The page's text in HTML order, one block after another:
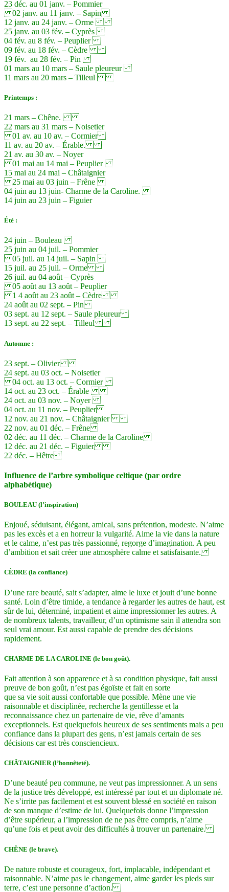
23 déc. au 01 janv. – Pommier
02 janv. au 11 janv. – Sapin
12 janv. au 24 janv. – Orme
25 janv. au 03 fév. – Cyprès
04 fév. au 8 fév. – Peuplier
09 fév. au 18 fév. – Cèdre
19 fév. au 28 fév. – Pin
01 mars au 10 mars – Saule pleureur
11 mars au 20 mars – Tilleul
Printemps :
21 mars – Chêne.
22 mars au 31 mars – Noisetier
01 av. au 10 av. – Cormier
11 av. au 20 av. – Érable.
21 av. au 30 av. – Noyer
01 mai au 14 mai – Peuplier
15 mai au 24 mai – Châtaignier
25 mai au 03 juin – Frêne
04 juin au 13 juin- Charme de la Caroline.
14 juin au 23 juin – Figuier
Été :
24 juin – Bouleau
25 juin au 04 juil. – Pommier
05 juil. au 14 juil. – Sapin
15 juil. au 25 juil. – Orme
26 juil. au 04 août – Cyprès
05 août au 13 août – Peuplier
1 4 août au 23 août – Cèdre
24 août au 02 sept. – Pin
03 sept. au 12 sept. – Saule pleureur
13 sept. au 22 sept. – Tilleul
Automne :
23 sept. – Olivier
24 sept. au 03 oct. – Noisetier
04 oct. au 13 oct. – Cormier
14 oct. au 23 oct. – Érable
24 oct. au 03 nov. – Noyer
04 oct. au 11 nov. – Peuplier
12 nov. au 21 nov. – Châtaignier
22 nov. au 01 déc. – Frêne
02 déc. au 11 déc. – Charme de la Caroline
12 déc. au 21 déc. – Figuier
22 déc. – Hêtre
Influence de l’arbre symbolique celtique (par ordre
alphabétique)
BOULEAU (l’inspiration)
Enjoué, séduisant, élégant, amical, sans prétention, modeste. N’aime
pas les excès et a en horreur la vulgarité. Aime la vie dans la nature
et le calme, n’est pas très passionné, regorge d’imagination. A peu
d’ambition et sait créer une atmosphère calme et satisfaisante.
CÈDRE (la confiance)
D’une rare beauté, sait s’adapter, aime le luxe et jouit d’une bonne
santé. Loin d’être timide, a tendance à regarder les autres de haut, est
sûr de lui, déterminé, impatient et aime impressionner les autres. A
de nombreux talents, travailleur, d’un optimisme sain il attendra son
seul vrai amour. Est aussi capable de prendre des décisions
rapidement.
CHARME DE LA CAROLINE (le bon goût).
Fait attention à son apparence et à sa condition physique, fait aussi
preuve de bon goût, n’est pas égoïste et fait en sorte
que sa vie soit aussi confortable que possible. Mène une vie
raisonnable et disciplinée, recherche la gentillesse et la
reconnaissance chez un partenaire de vie, rêve d’amants
exceptionnels. Est quelquefois heureux de ses sentiments mais a peu
confiance dans la plupart des gens, n’est jamais certain de ses
décisions car est très consciencieux.
CHÂTAIGNIER (l’honnêteté).
D’une beauté peu commune, ne veut pas impressionner. A un sens
de la justice très développé, est intéressé par tout et un diplomate né.
Ne s’irrite pas facilement et est souvent blessé en société en raison
de son manque d’estime de lui. Quelquefois donne l’impression
d’être supérieur, a l’impression de ne pas être compris, n’aime
qu’une fois et peut avoir des difficultés à trouver un partenaire.
CHÊNE (le brave).
De nature robuste et courageux, fort, implacable, indépendant et
raisonnable. N’aime pas le changement, aime garder les pieds sur
terre, c’est une personne d’action.